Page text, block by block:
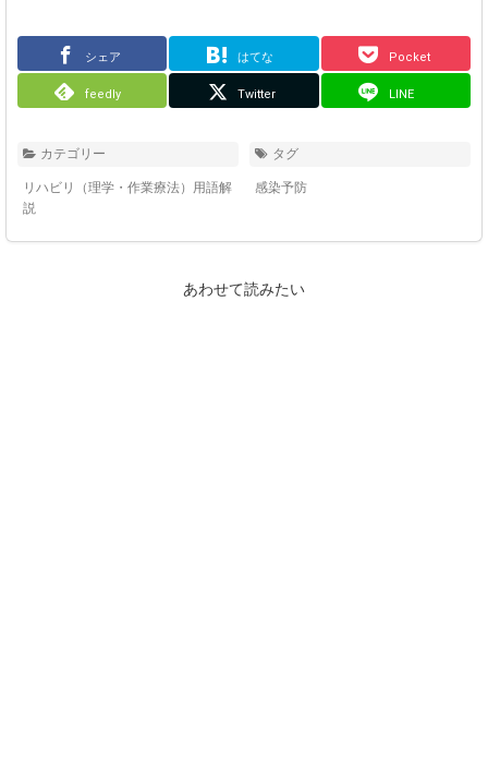
シェア はてな Pocket
feedly Twitter LINE
カテゴリー
リハビリ（理学・作業療法）用語解
説
タグ
感染予防
あわせて読みたい